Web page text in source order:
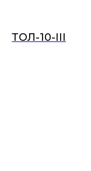
ТОЛ-10-III